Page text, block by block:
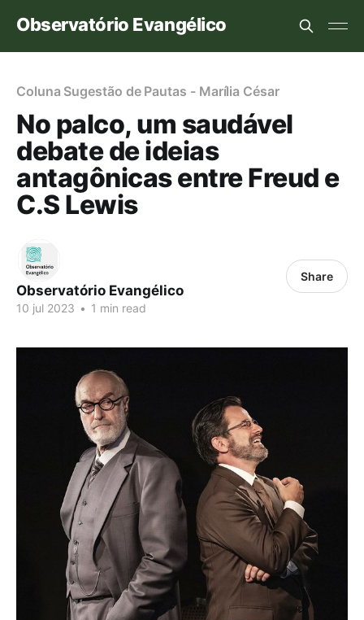
Observatório Evangélico
Coluna Sugestão de Pautas - Marília César
No palco, um saudável
debate de ideias
antagônicas entre Freud e
C.S Lewis
Observatório Evangélico
10 jul 2023 • 1 min read
Share